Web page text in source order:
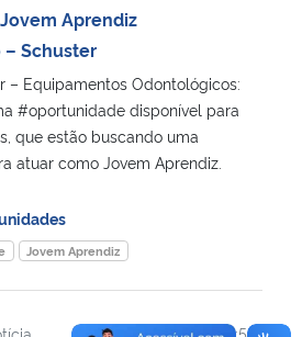
Aprendiz
Schuster
– Equipamentos Odontológicos:
#oportunidade disponível para
que estão buscando uma
atuar como Jovem Aprendiz.
Jovem Aprendiz
17/11/2022 14:50